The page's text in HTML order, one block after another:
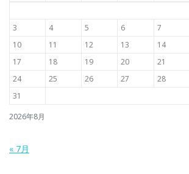
2026年8月
3
4 5 6 7
10
11 12 13 14
17
18 19 20 21
24
25 26 27 28
31
« 7月